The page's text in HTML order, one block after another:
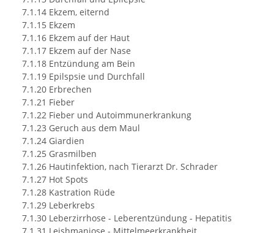
7.1.14 Ekzem, eiternd
7.1.15 Ekzem
7.1.16 Ekzem auf der Haut
7.1.17 Ekzem auf der Nase
7.1.18 Entzündung am Bein
7.1.19 Epilspsie und Durchfall
7.1.20 Erbrechen
7.1.21 Fieber
7.1.22 Fieber und Autoimmunerkrankung
7.1.23 Geruch aus dem Maul
7.1.24 Giardien
7.1.25 Grasmilben
7.1.26 Hautinfektion, nach Tierarzt Dr. Schrader
7.1.27 Hot Spots
7.1.28 Kastration Rüde
7.1.29 Leberkrebs
7.1.30 Leberzirrhose - Leberentzündung - Hepatitis